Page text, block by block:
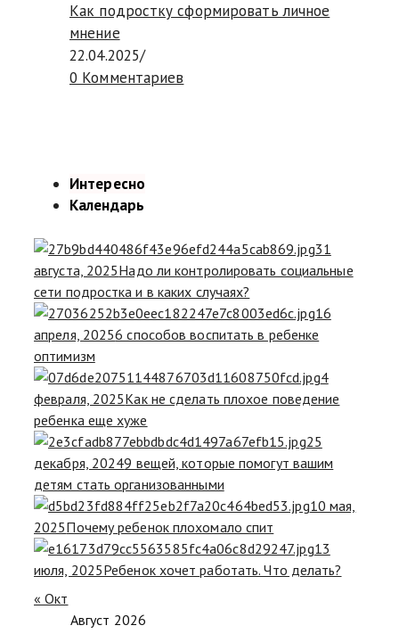
Как подростку сформировать личное
мнение
22.04.2025/
0 Комментариев
Интересно
Календарь
31
августа, 2025Надо ли контролировать социальные
сети подростка и в каких случаях?
16
апреля, 20256 способов воспитать в ребенке
оптимизм
4
февраля, 2025Как не сделать плохое поведение
ребенка еще хуже
25
декабря, 20249 вещей, которые помогут вашим
детям стать организованными
10 мая,
2025Почему ребенок плохомало спит
13
июля, 2025Ребенок хочет работать. Что делать?
« Окт
Август 2026